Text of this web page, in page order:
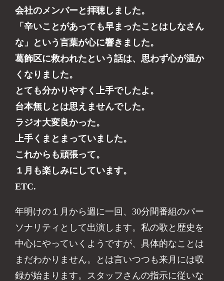
会社のメンバーと拝聴しました。
「辛いことがあっても早まったことはしなさん
な」という言葉が心に響きました。
葛飾区に救われたという話は、思わず心が温か
くなりました。
とても分かりやすく上手でしたよ。
台本無しとは思えませんでした。
ラジオ大変良かった。
上手くまとまっていました。
これからも頑張って。
１月も楽しみにしています。
ETC.
年明けの１月から週に一回、30分間番組のパー
ソナリティとして出演します。私の歌と歴史を
中心にやっていくようですが、具体的なことは
まだわかりません。とは言いつつも来月には収
録が始まります。スタッフさんの指示に従いな